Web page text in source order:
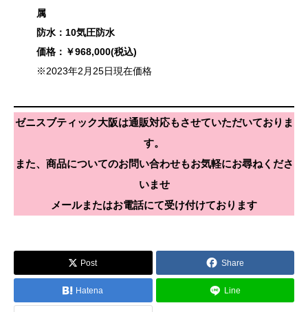
属
防水：10気圧防水
価格：￥968,000(税込)
※2023年2月25日現在価格
ゼニスブティック大阪は通販対応もさせていただいておりま
す。
また、商品についてのお問い合わせもお気軽にお尋ねくださ
いませ
メールまたはお電話にて受け付けております
Post Share
Hatena Line